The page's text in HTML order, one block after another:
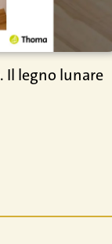
Il legno lunare